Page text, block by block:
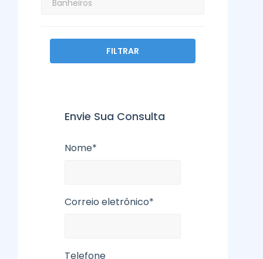
FILTRAR
Envie Sua Consulta
Nome*
Correio eletrônico*
Telefone